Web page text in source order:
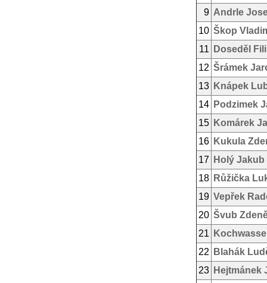
9 Andrle
10 Škop
11
Doseděl
12 Šrámek
13 Knápek
14 Podzimek
15 Komárek
16 Kukula
17
Holý Jakub
18 Růžička
19 Vepřek
20 Švub
21
22
Blahák
23 Hejtmánek